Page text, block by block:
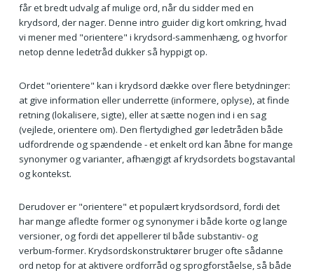
får et bredt udvalg af mulige ord, når du sidder med en
krydsord, der nager. Denne intro guider dig kort omkring, hvad
vi mener med "orientere" i krydsord-sammenhæng, og hvorfor
netop denne ledetråd dukker så hyppigt op.
Ordet "orientere" kan i krydsord dække over flere betydninger:
at give information eller underrette (informere, oplyse), at finde
retning (lokalisere, sigte), eller at sætte nogen ind i en sag
(vejlede, orientere om). Den flertydighed gør ledetråden både
udfordrende og spændende - et enkelt ord kan åbne for mange
synonymer og varianter, afhængigt af krydsordets bogstavantal
og kontekst.
Derudover er "orientere" et populært krydsordsord, fordi det
har mange afledte former og synonymer i både korte og lange
versioner, og fordi det appellerer til både substantiv- og
verbum-former. Krydsordskonstruktører bruger ofte sådanne
ord netop for at aktivere ordforråd og sprogforståelse, så både